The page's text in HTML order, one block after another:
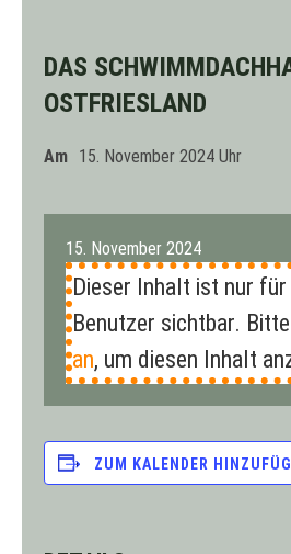
DAS
OSTFRIESLAND
15. November 2024
15. November 2024
Dieser Inhalt ist nur
Benutzer sichtbar. Bitte
an, um diesen Inhalt
ZUM KALENDER